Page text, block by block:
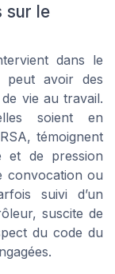
sur le
dans le
peut avoir des
vie au travail.
soient en
témoignent
et de pression
convocation ou
suivi d’un
suscite de
du code du